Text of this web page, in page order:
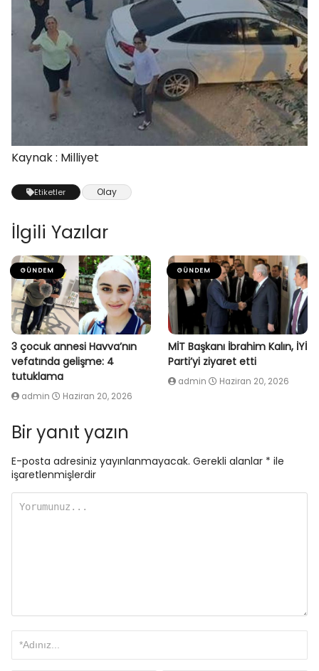
Kaynak : Milliyet
Etiketler Olay
İlgili Yazılar
GÜNDEM
3 çocuk annesi Havva’nın
vefatında gelişme: 4
tutuklama
admin Haziran 20, 2026
GÜNDEM
MİT Başkanı İbrahim Kalın, İYİ
Parti’yi ziyaret etti
admin Haziran 20, 2026
Bir yanıt yazın
E-posta adresiniz yayınlanmayacak. Gerekli alanlar * ile
işaretlenmişlerdir